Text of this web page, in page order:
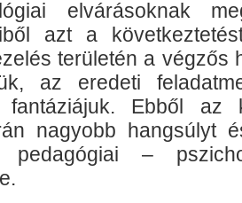
elvárásoknak
azt a
területén a végzős
az eredeti
fantáziájuk. Ebből az
nagyobb hangsúlyt
–